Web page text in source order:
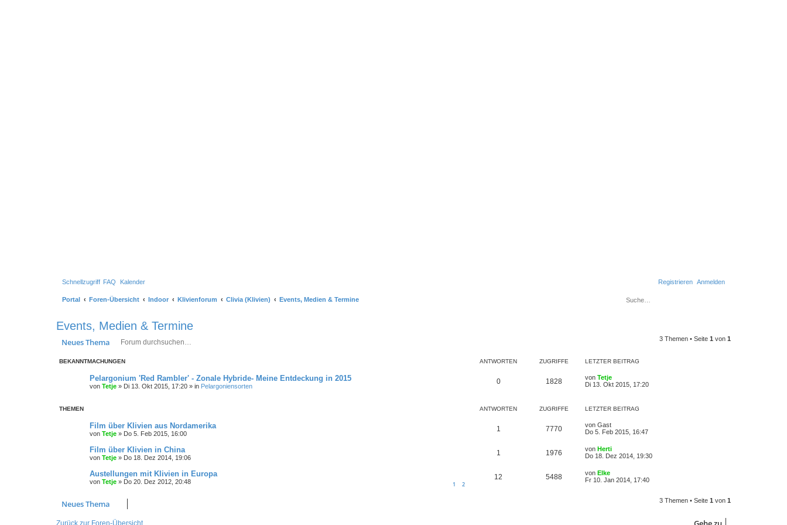
Schnellzugriff FAQ Kalender Anmelden
Registrieren
Portal Foren-Übersicht Indoor Klivienforum Clivia (Klivien) Events, Medien & Termine
Events, Medien & Termine
Neues Thema 3 Themen • Seite 1 von 1
BEKANNTMACHUNGEN ANTWORTEN ZUGRIFFE LETZTER BEITRAG
Pelargonium 'Red Rambler' - Zonale Hybride- Meine Entdeckung in 2015
von Tetje » Di 13. Okt 2015, 17:20 » in Pelargoniensorten
0 1828 von Tetje
Di 13. Okt 2015, 17:20
THEMEN ANTWORTEN ZUGRIFFE LETZTER BEITRAG
Film über Klivien aus Nordamerika
von Tetje » Do 5. Feb 2015, 16:00
1 7770 von Gast
Do 5. Feb 2015, 16:47
Film über Klivien in China
von Tetje » Do 18. Dez 2014, 19:06
1 1976 von Herti
Do 18. Dez 2014, 19:30
Austellungen mit Klivien in Europa
von Tetje » Do 20. Dez 2012, 20:48 1 2
12 5488 von Elke
Fr 10. Jan 2014, 17:40
Neues Thema 3 Themen • Seite 1 von 1
Zurück zur Foren-Übersicht